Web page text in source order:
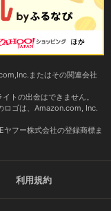
またはその関連会社
トの出金はできません。
ロゴは、Amazon.com, Inc.
フー株式会社の登録商標ま
利用規約